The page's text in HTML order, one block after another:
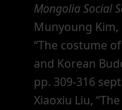
Mongolia Social
Munyoung Kim,
“The costume
and Korean
pp. 309-316
Xiaoxiu Liu,